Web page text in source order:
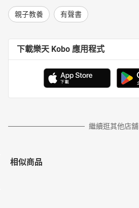
親子教養 有聲書
下載樂天 Kobo 應用程式
繼續逛其他店舖
相似商品